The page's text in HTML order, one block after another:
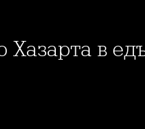
Хазарта в